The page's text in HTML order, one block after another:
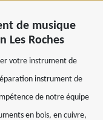
de musique
Les Roches
votre instrument de
instrument de
de notre équipe
en bois, en cuivre,